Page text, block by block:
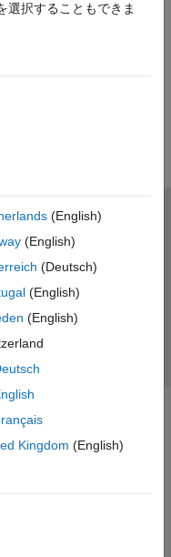
選択することもできま
(English)
(English)
(Deutsch)
(English)
(English)
Kingdom (English)
シー ポリシー
ステータス